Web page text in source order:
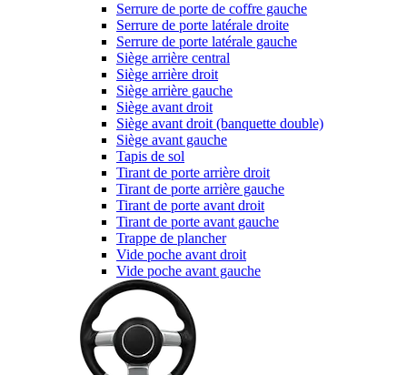
Serrure de porte de coffre gauche
Serrure de porte latérale droite
Serrure de porte latérale gauche
Siège arrière central
Siège arrière droit
Siège arrière gauche
Siège avant droit
Siège avant droit (banquette double)
Siège avant gauche
Tapis de sol
Tirant de porte arrière droit
Tirant de porte arrière gauche
Tirant de porte avant droit
Tirant de porte avant gauche
Trappe de plancher
Vide poche avant droit
Vide poche avant gauche